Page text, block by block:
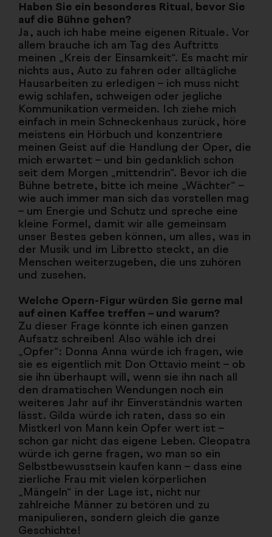
Haben Sie ein besonderes Ritual, bevor Sie
auf die Bühne gehen?
Ja, auch ich habe meine eigenen Rituale. Vor
allem brauche ich am Tag des Auftritts
meinen „Kreis der Einsamkeit“. Es macht mir
nichts aus, Auto zu fahren oder alltägliche
Hausarbeiten zu erledigen – ich muss nicht
ewig schlafen, schweigen oder jegliche
Kommunikation vermeiden. Ich ziehe mich
einfach in mein Schneckenhaus zurück, höre
meistens ein Hörbuch und konzentriere
meinen Geist auf die Handlung der Oper, die
mich erwartet – und bin gedanklich schon
seit dem Morgen „mittendrin“. Bevor ich die
Bühne betrete, bitte ich meine „Wächter“ –
wie auch immer man sich das vorstellen mag
– um Energie und Schutz und spreche eine
kleine Formel, damit wir alle gemeinsam
unser Bestes geben können, um alles, was in
der Musik und im Libretto steckt, an die
Menschen weiterzugeben, die uns zuhören
und zusehen.
Welche Opern-Figur würden Sie gerne mal
auf einen Kaffee treffen – und warum?
Zu dieser Frage könnte ich einen ganzen
Aufsatz schreiben! Also wähle ich drei
„Opfer“: Donna Anna würde ich fragen, wie
sie es eigentlich mit Don Ottavio meint – ob
sie ihn überhaupt will, wenn sie ihn nach all
den dramatischen Wendungen noch ein
weiteres Jahr auf ihr Einverständnis warten
lässt. Gilda würde ich raten, dass so ein
Mistkerl von Mann kein Opfer wert ist –
schon gar nicht das eigene Leben. Cleopatra
würde ich gerne fragen, wo man so ein
Selbstbewusstsein kaufen kann – dass eine
zierliche Frau mit vielen körperlichen
„Mängeln“ in der Lage ist, nicht nur
zahlreiche Männer zu betören und zu
manipulieren, sondern gleich die ganze
Geschichte!